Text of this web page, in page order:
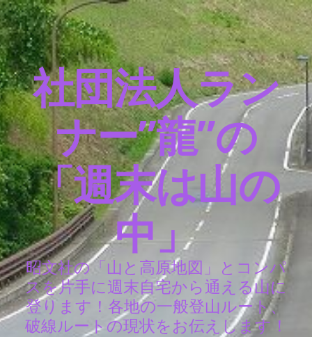
社団法人ラン
ナー”龍”の
「週末は山の
中」
昭文社の「山と高原地図」とコンパ
スを片手に週末自宅から通える山に
登ります！各地の一般登山ルート、
破線ルートの現状をお伝えします！